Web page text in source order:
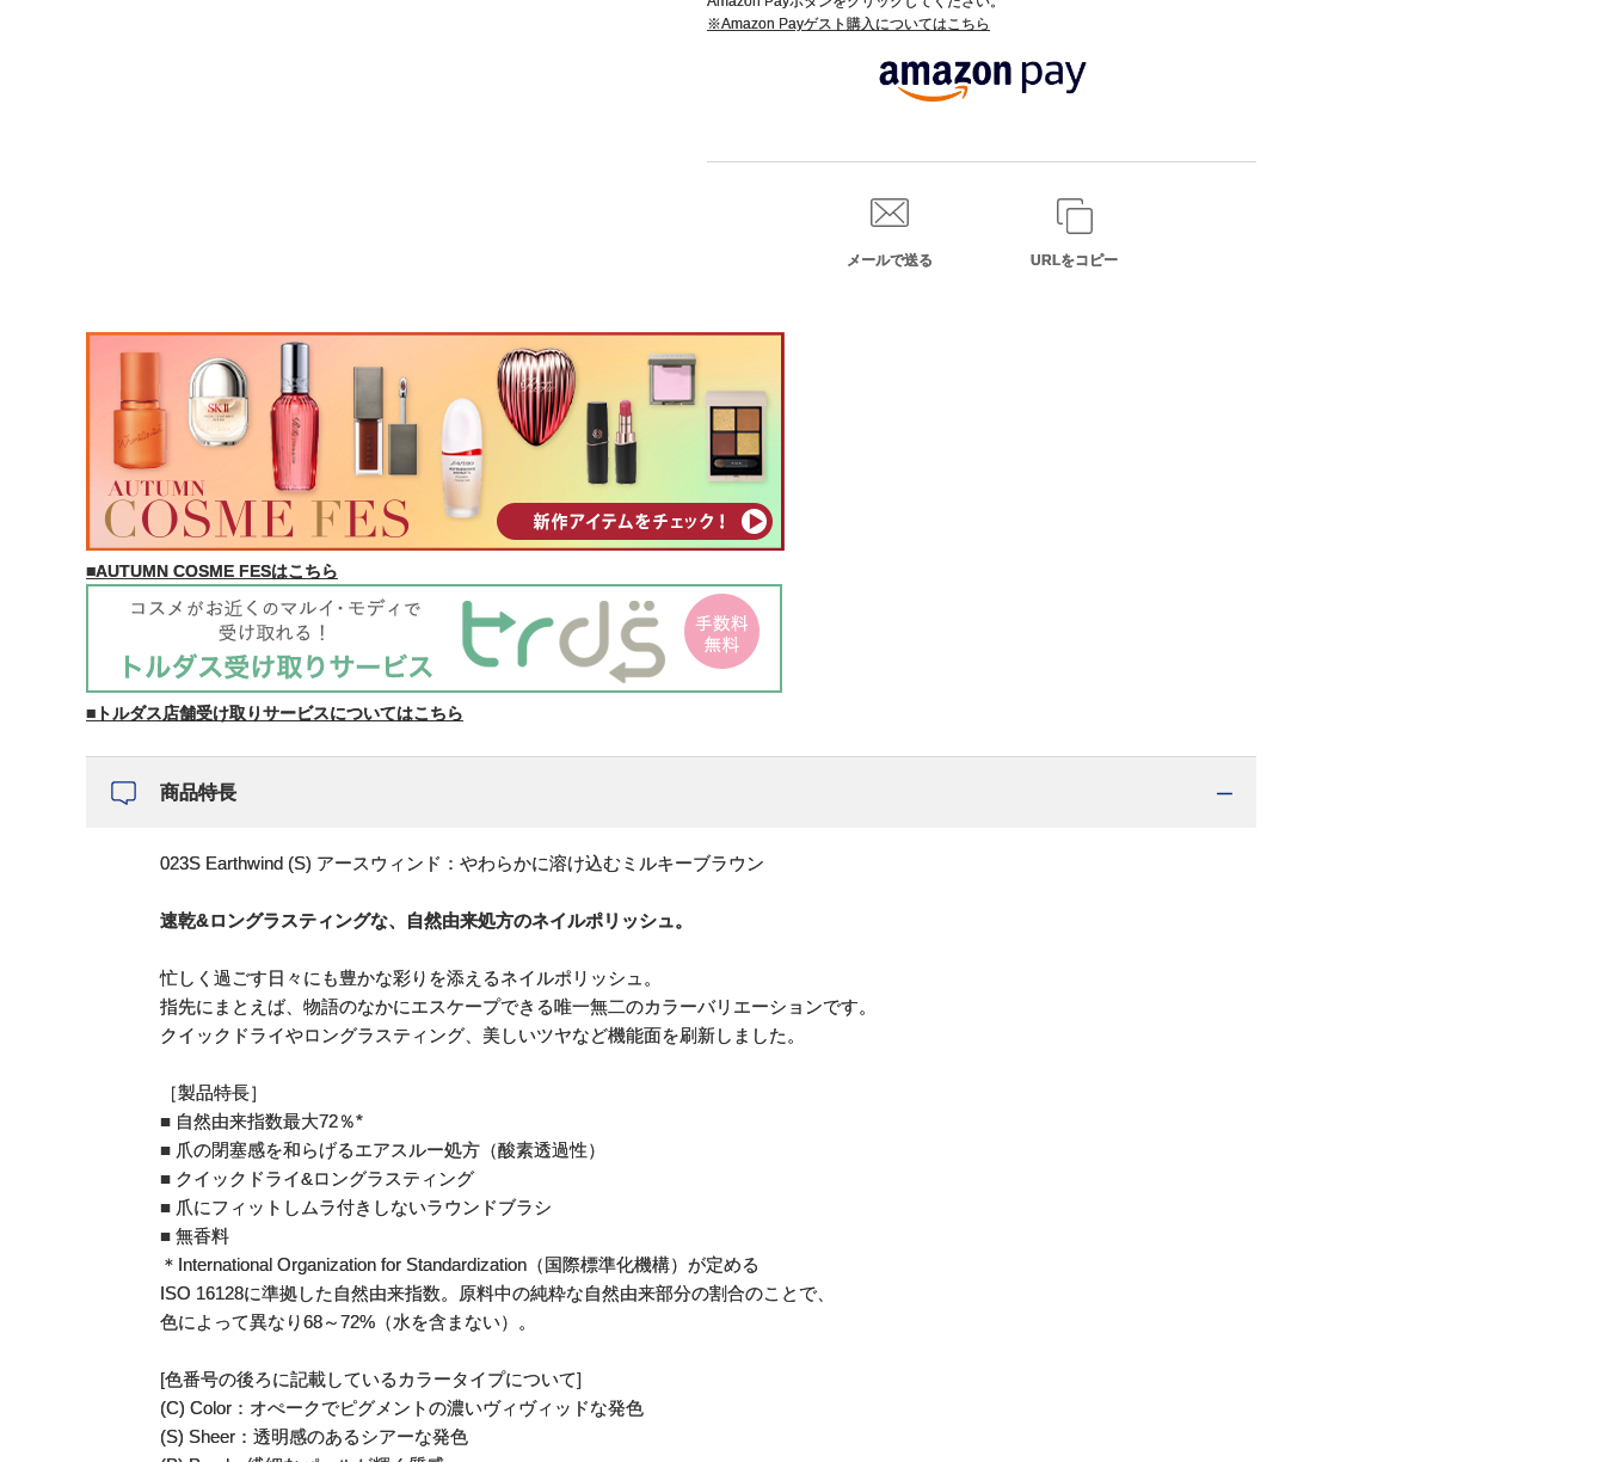
※Amazon Payゲスト購入についてはこちら
メールで送る URLをコピー
■AUTUMN COSME FESはこちら
■トルダス店舗受け取りサービスについてはこちら
商品特長
023S Earthwind (S) アースウィンド：やわらかに溶け込むミルキーブラウン
速乾&ロングラスティングな、自然由来処方のネイルポリッシュ。
忙しく過ごす日々にも豊かな彩りを添えるネイルポリッシュ。
指先にまとえば、物語のなかにエスケープできる唯一無二のカラーバリエーションです。
クイックドライやロングラスティング、美しいツヤなど機能面を刷新しました。
［製品特長］
■ 自然由来指数最大72％*
■ 爪の閉塞感を和らげるエアスルー処方（酸素透過性）
■ クイックドライ&ロングラスティング
■ 爪にフィットしムラ付きしないラウンドブラシ
■ 無香料
＊International Organization for Standardization（国際標準化機構）が定める
ISO 16128に準拠した自然由来指数。原料中の純粋な自然由来部分の割合のことで、
色によって異なり68～72%（水を含まない）。
[色番号の後ろに記載しているカラータイプについて]
(C) Color：オぺークでピグメントの濃いヴィヴィッドな発色
(S) Sheer：透明感のあるシアーな発色